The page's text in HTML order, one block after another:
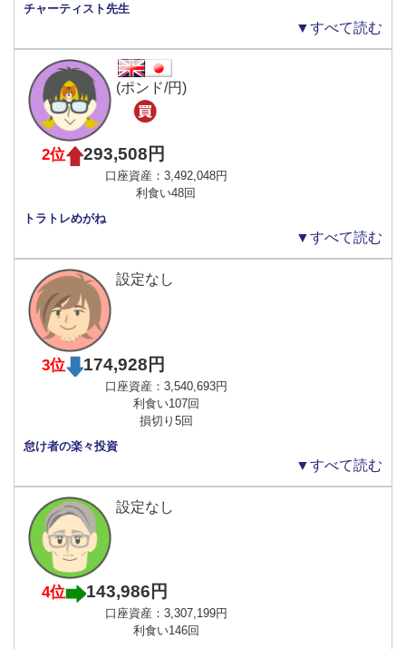
チャーティスト先生
▼すべて読む
(ポンド/円)
2位 293,508円
口座資産：3,492,048円
利食い48回
トラトレめがね
▼すべて読む
設定なし
3位 174,928円
口座資産：3,540,693円
利食い107回
損切り5回
怠け者の楽々投資
▼すべて読む
設定なし
4位 143,986円
口座資産：3,307,199円
利食い146回